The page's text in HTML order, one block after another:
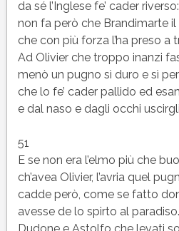
da sé l’Inglese fe’ cader riverso:
non fa però che Brandimarte il
che con più forza l’ha preso a
Ad Olivier che troppo inanzi
menò un pugno sì duro e sì
che lo fe’ cader pallido ed
e dal naso e dagli occhi
51
E se non era l’elmo più che
ch’avea Olivier, l’avria quel
cadde però, come se fatto
avesse de lo spirto al paradiso.